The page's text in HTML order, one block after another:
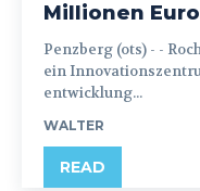
Millionen
Penzberg (ots) - - Roche investiert 300 Millionen Euro in
ein
entwicklung...
WALTER
READ